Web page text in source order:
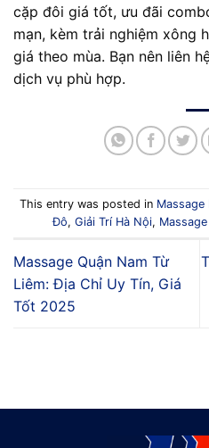
cặp đôi giá tốt, ưu đãi
mạn, kèm trải nghiệm xông
giá theo mùa. Bạn nên liên
dịch vụ phù hợp.
This entry was posted in Massage
Đô, Giải Trí Hà Nội,
Massage Quận Nam Từ
Liêm: Địa Chỉ Uy Tín, Giá
Tốt 2025